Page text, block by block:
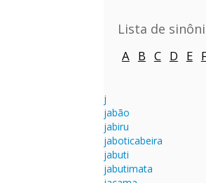
Lista de
A B C D E
j
jabão
jabiru
jaboticabeira
jabuti
jabutimata